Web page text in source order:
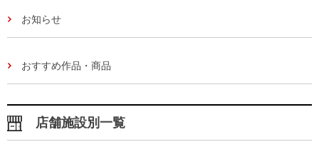
お知らせ
おすすめ作品・商品
店舗施設別一覧